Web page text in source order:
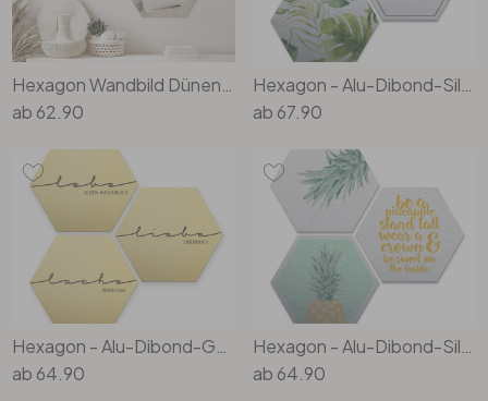
Hexagon Wandbild Dünen mit Meer, Ruderboot und Steinmännchen Set (3-teilig) - Alu-Dibond
ab 62.90
Hexagon - Alu-Dibond-Silbereffekt - Kvilis - Jungle (3er Set)
ab 67.90
Hexagon - Alu-Dibond-Goldeffekt - Lebe, Lache, Liebe (3er Set)
ab 64.90
Hexagon - Alu-Dibond-Silbereffekt - Ananas (3er S et)
ab 64.90